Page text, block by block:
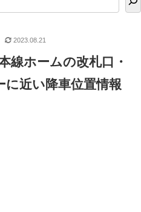
線ホームの改札口・
に近い降車位置情報
2023.08.21